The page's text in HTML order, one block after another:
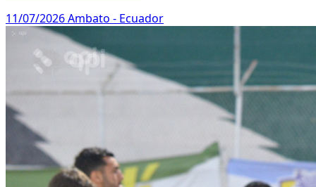
11/07/2026Ambato - Ecuador